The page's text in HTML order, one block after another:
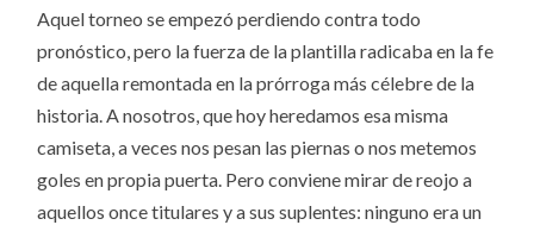
Aquel torneo se empezó perdiendo contra todo
pronóstico, pero la fuerza de la plantilla radicaba en la fe
de aquella remontada en la prórroga más célebre de la
historia. A nosotros, que hoy heredamos esa misma
camiseta, a veces nos pesan las piernas o nos metemos
goles en propia puerta. Pero conviene mirar de reojo a
aquellos once titulares y a sus suplentes: ninguno era un